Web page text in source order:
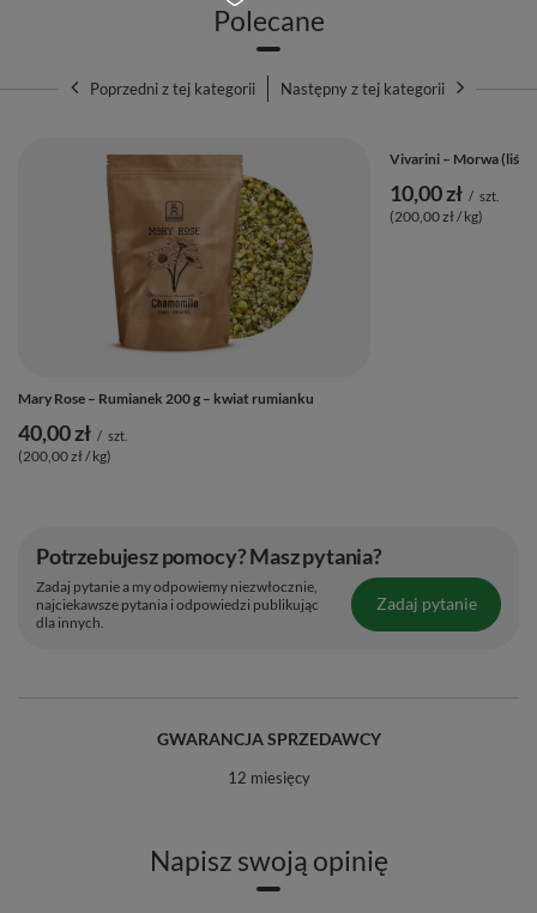
możliwie najkrótsze ścieżki transportu towarów, co
pozwala zminimalizować pozostawiany ślad węglowy.
Vivarini współpracuje wyłącznie ze sprawdzonymi i
Produkty marki Vivarini uzyskały odpowiednie
certyfikaty jakości potwierdzające zgodność z wymogami
bezpieczeństwa żywności oraz gwarantujące ich
naturalne pochodzenie (no GMO!).
Zamówione produkty otrzymasz w szczelnym,
dostosowanym do przechowywania żywności
cennych walorów.
Polecane
Poprzedni z tej kategorii Następny z tej kategorii
Mary Rose – Rumianek 200 g – kwiat rumianku
40,00 zł / szt.
(200,00 zł / kg)
Vivarini – Morwa (liść)
10,00 zł / szt.
(200,00 zł / kg)
Potrzebujesz pomocy? Masz pytania?
Zadaj pytanie a my odpowiemy niezwłocznie,
najciekawsze pytania i odpowiedzi publikując
dla innych.
Zadaj pytanie
GWARANCJA SPRZEDAWCY
12 miesięcy
Napisz swoją opinię